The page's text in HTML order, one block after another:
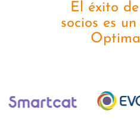
El éxito
socios es